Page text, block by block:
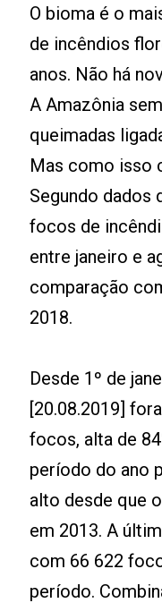
O bioma é o
de incêndios
anos. Não há
A Amazônia
queimadas
Mas como isso
Segundo dados
focos de
entre janeiro e
comparação
2018.
Desde 1º de
[20.08.2019]
focos, alta de
período do ano
alto desde que
em 2013. A
com 66 622
período.